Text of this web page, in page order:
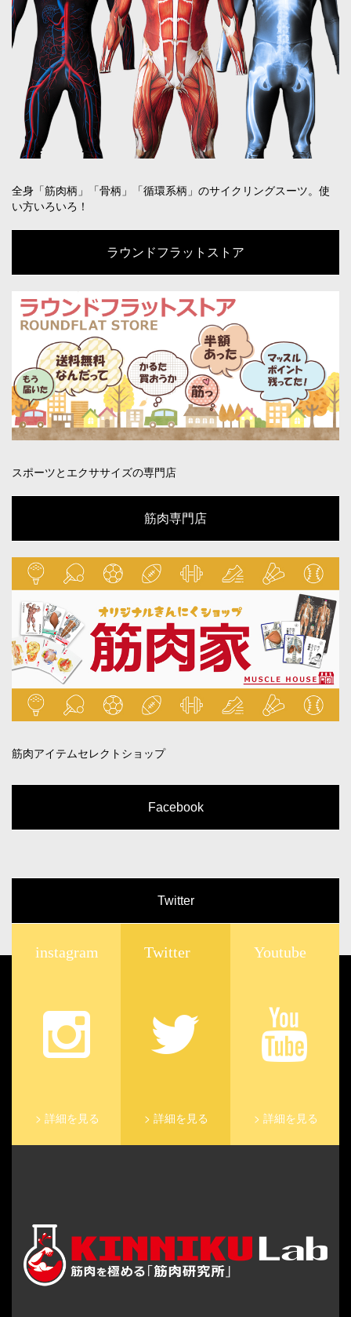
全身「筋肉柄」「骨柄」「循環系柄」のサイクリングスーツ。使
い方いろいろ！
ラウンドフラットストア
スポーツとエクササイズの専門店
筋肉専門店
筋肉アイテムセレクトショップ
Facebook
Twitter
@roundflatさんのツイート
instagram
> 詳細を見る
Twitter
>詳細を見る
Youtube
> 詳細を見る